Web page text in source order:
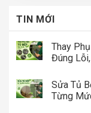
TIN MỚI
Thay
Đúng
Sửa Tủ
Từng